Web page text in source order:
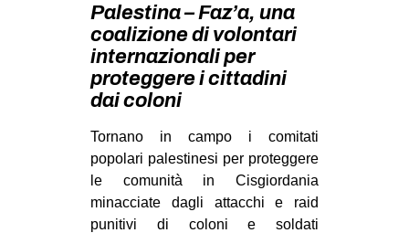
STUDENTI TSUNAMI
ZAM
MILANO
SPAZI
SPORT POPOLARE
MOVIMENTI
Palestina – Faz’a, una
coalizione di volontari
internazionali per
proteggere i cittadini
dai coloni
Tornano in campo i comitati
popolari palestinesi per proteggere
le comunità in Cisgiordania
minacciate dagli attacchi e raid
punitivi di coloni e soldati